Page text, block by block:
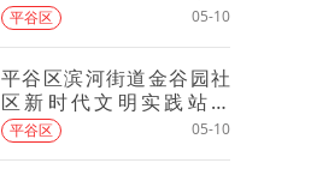
动平谷区 05-10
平谷区滨河街道金谷园社
区新时代文明实践站开
展“护苗绿书签 移动图书
角”阅读活动
平谷区 05-10